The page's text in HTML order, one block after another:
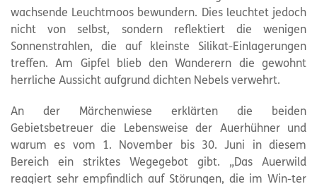
wachsende Leuchtmoos bewundern. Dies leuchtet jedoch
nicht von selbst, sondern reflektiert die wenigen
Sonnenstrahlen, die auf kleinste Silikat-Einlagerungen
treffen. Am Gipfel blieb den Wanderern die gewohnt
herrliche Aussicht aufgrund dichten Nebels verwehrt.
An der Märchenwiese erklärten die beiden
Gebietsbetreuer die Lebensweise der Auerhühner und
warum es vom 1. November bis 30. Juni in diesem
Bereich ein striktes Wegegebot gibt. „Das Auerwild
reagiert sehr empfindlich auf Störungen, die im Win-ter